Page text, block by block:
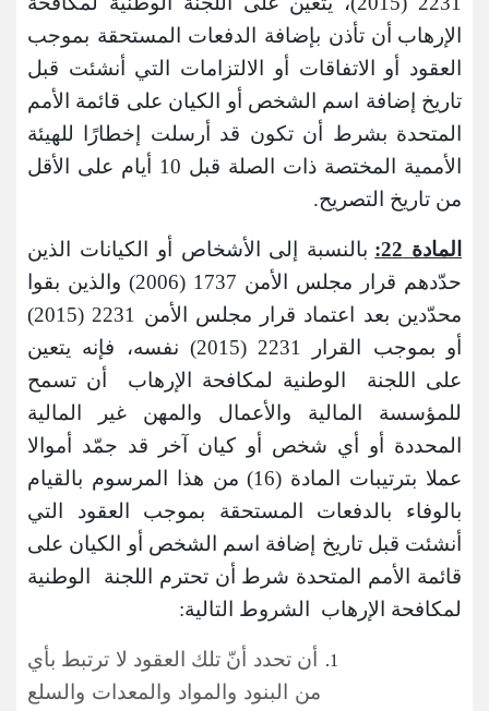
الإرهاب أن تأذن بإضافة الدفعات المستحقة بموجب
العقود أو الاتفاقات أو الالتزامات التي أنشئت قبل
تاريخ إضافة اسم الشخص أو الكيان على قائمة الأمم
المتحدة بشرط أن تكون قد أرسلت إخطارًا للهيئة
الأممية المختصة ذات الصلة قبل 10 أيام على الأقل
من تاريخ التصريح.
المادة 22:
بالنسبة إلى الأشخاص أو الكيانات الذين
حدّدهم قرار مجلس الأمن 1737 (2006) والذين بقوا
محدّدين بعد اعتماد قرار مجلس الأمن 2231 (2015)
أو بموجب القرار 2231 (2015) نفسه، فإنه يتعين
على اللجنة الوطنية لمكافحة الإرهاب أن تسمح
للمؤسسة المالية والأعمال والمهن غير المالية
المحددة أو أي شخص أو كيان آخر قد جمّد أموالا
عملا بترتيبات المادة (16) من هذا المرسوم بالقيام
بالوفاء بالدفعات المستحقة بموجب العقود التي
أنشئت قبل تاريخ إضافة اسم الشخص أو الكيان على
قائمة الأمم المتحدة شرط أن تحترم اللجنة الوطنية
لمكافحة الإرهاب الشروط التالية:
أن تحدد أنّ تلك العقود لا ترتبط بأي
من البنود والمواد والمعدات والسلع